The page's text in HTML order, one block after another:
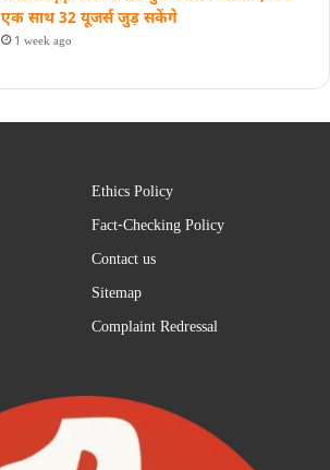
एक साथ 32 यूजर्स जुड़ सकेंगे
1 week ago
Ethics Policy
Fact-Checking Policy
Contact us
Sitemap
Complaint Redressal